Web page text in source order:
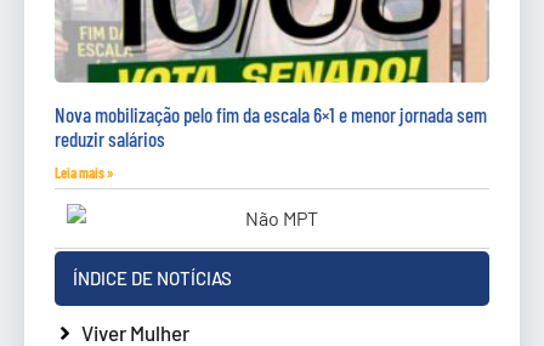
Nova mobilização pelo fim da escala 6×1 e menor jornada sem
reduzir salários
Leia mais »
ÍNDICE DE NOTÍCIAS
Viver Mulher